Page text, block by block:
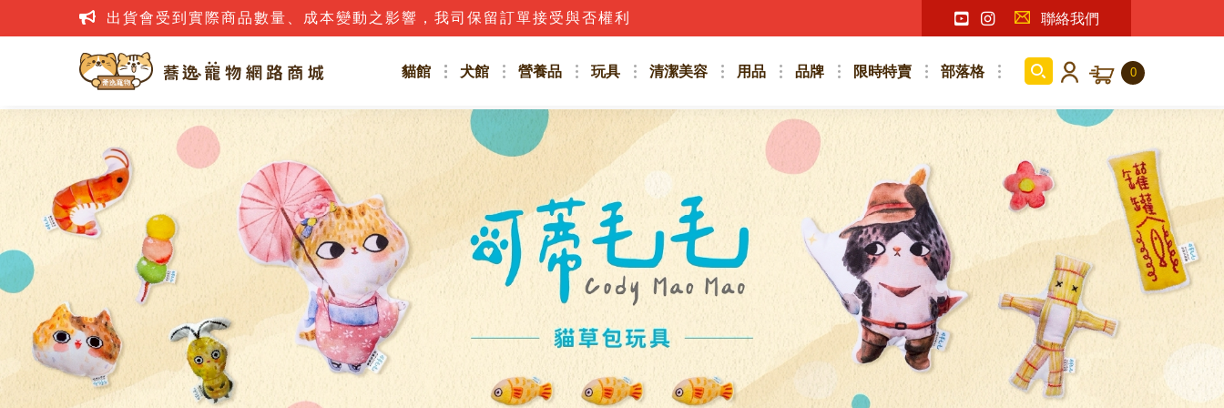
出貨會受到實際商品數量、成本變動之影響，我司保留訂單接受與否權利 聯絡我們
貓館 犬館 營養品 玩具 清潔美容 用品 品牌 限時特賣 部落格 0